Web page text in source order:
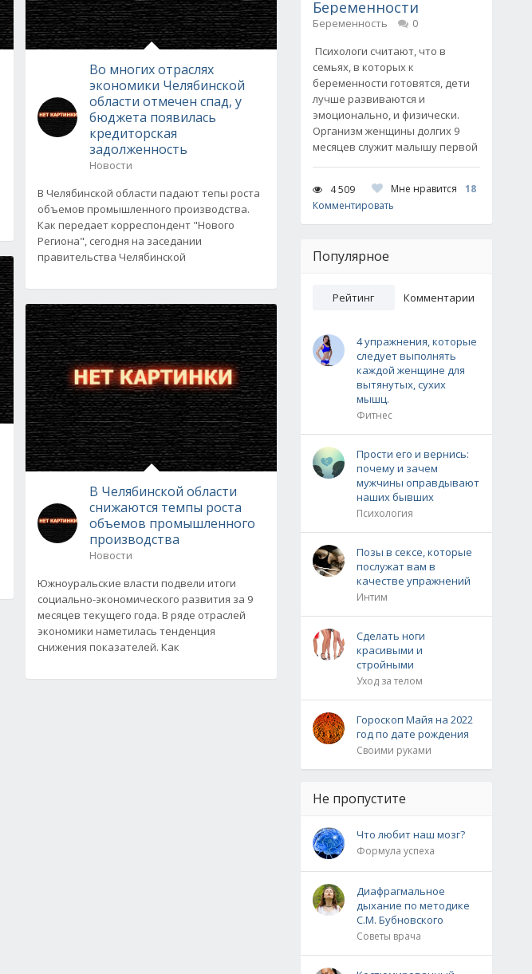
Во многих отраслях
экономики Челябинской
области отмечен спад, у
бюджета появилась
кредиторская
задолженность
Новости
В Челябинской области падают тепы роста
объемов промышленного производства.
Как передает корреспондент "Нового
Региона", сегодня на заседании
правительства Челябинской
В Челябинской области
снижаются темпы роста
объемов промышленного
производства
Новости
Южноуральские власти подвели итоги
социально-экономического развития за 9
месяцев текущего года. В ряде отраслей
экономики наметилась тенденция
снижения показателей. Как
Беременности
Беременность
0
Психологи считают, что в
семьях, в которых к
беременности готовятся, дети
лучше развиваются и
эмоционально, и физически.
Организм женщины долгих 9
месяцев служит малышу первой
4 509 Мне нравится
18
Комментировать
Популярное
Рейтинг Комментарии
4 упражнения, которые
следует выполнять
каждой женщине для
вытянутых, сухих
мышц.
Фитнес
Прости его и вернись:
почему и зачем
мужчины оправдывают
наших бывших
Психология
Позы в сексе, которые
послужат вам в
качестве упражнений
Интим
Сделать ноги
красивыми и
стройными
Уход за телом
Гороскоп Майя на 2022
год по дате рождения
Своими руками
Не пропустите
Что любит наш мозг?
Формула успеха
Диафрагмальное
дыхание по методике
С.М. Бубновского
Советы врача